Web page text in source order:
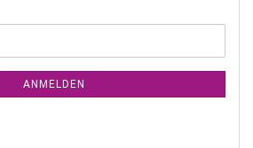
ANMELDEN